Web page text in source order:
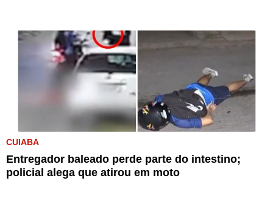
CUIABÁ
Entregador baleado perde parte do intestino;
policial alega que atirou em moto